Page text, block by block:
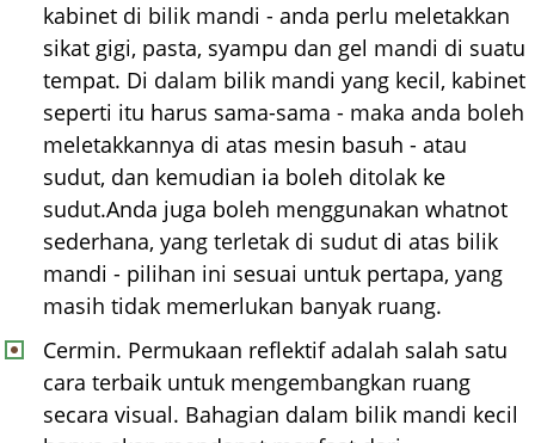
kabinet di bilik mandi - anda perlu meletakkan
sikat gigi, pasta, syampu dan gel mandi di suatu
tempat. Di dalam bilik mandi yang kecil, kabinet
seperti itu harus sama-sama - maka anda boleh
meletakkannya di atas mesin basuh - atau
sudut, dan kemudian ia boleh ditolak ke
sudut.Anda juga boleh menggunakan whatnot
sederhana, yang terletak di sudut di atas bilik
mandi - pilihan ini sesuai untuk pertapa, yang
masih tidak memerlukan banyak ruang.
Cermin. Permukaan reflektif adalah salah satu
cara terbaik untuk mengembangkan ruang
secara visual. Bahagian dalam bilik mandi kecil